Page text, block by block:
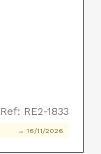
Ref: RE2-1833
→ 16/11/2026